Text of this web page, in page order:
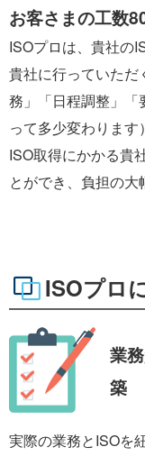
お客さまの工数
ISOプロは、貴社の
貴社に行っていただ
務」「日程調整」「
って多少変わります）
ISO取得にかかる貴
とができ、負担の大
ISOプロ
業
築
実際の業務とISOを